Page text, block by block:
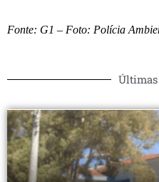
Fonte: G1 – Foto: Polícia